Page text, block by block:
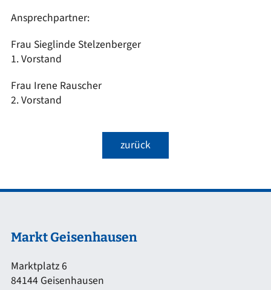
Ansprechpartner:
Frau Sieglinde Stelzenberger
1. Vorstand
Frau Irene Rauscher
2. Vorstand
zurück
Markt Geisenhausen
Marktplatz 6
84144 Geisenhausen